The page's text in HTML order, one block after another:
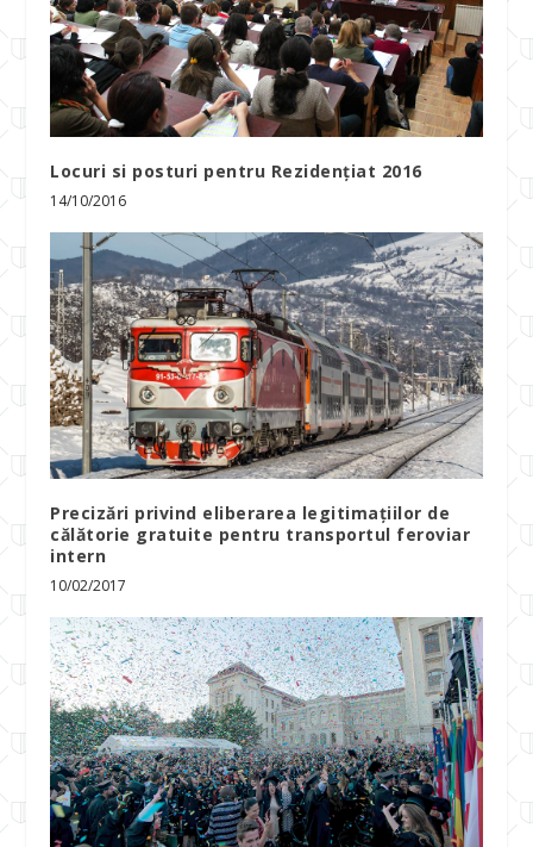
Locuri si posturi pentru Rezidențiat 2016
14/10/2016
Precizări privind eliberarea legitimaţiilor de
călătorie gratuite pentru transportul feroviar
intern
10/02/2017